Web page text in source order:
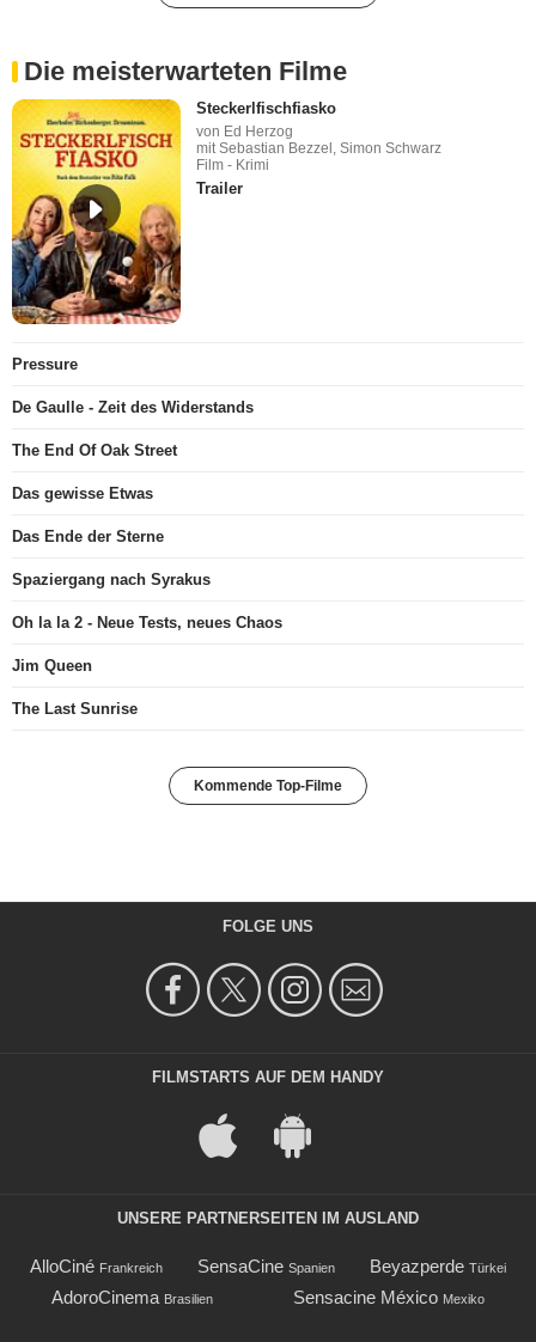
Die meisterwarteten Filme
Steckerlfischfiasko
von Ed Herzog
mit Sebastian Bezzel, Simon Schwarz
Film - Krimi
Trailer
Pressure
De Gaulle - Zeit des Widerstands
The End Of Oak Street
Das gewisse Etwas
Das Ende der Sterne
Spaziergang nach Syrakus
Oh la la 2 - Neue Tests, neues Chaos
Jim Queen
The Last Sunrise
Kommende Top-Filme
FOLGE UNS
FILMSTARTS AUF DEM HANDY
UNSERE PARTNERSEITEN IM AUSLAND
AlloCiné Frankreich SensaCine Spanien Beyazperde Türkei
AdoroCinema Brasilien Sensacine México Mexiko